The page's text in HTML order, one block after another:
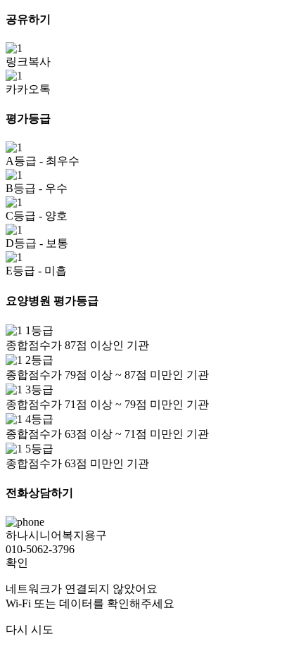
공유하기
링크복사
카카오톡
평가등급
A등급 - 최우수
B등급 - 우수
C등급 - 양호
D등급 - 보통
E등급 - 미흡
요양병원 평가등급
1등급
종합점수가 87점 이상인 기관
2등급
종합점수가 79점 이상 ~ 87점 미만인 기관
3등급
종합점수가 71점 이상 ~ 79점 미만인 기관
4등급
종합점수가 63점 이상 ~ 71점 미만인 기관
5등급
종합점수가 63점 미만인 기관
전화상담하기
하나시니어복지용구
010-5062-3796
확인
네트워크가 연결되지 않았어요
Wi-Fi 또는 데이터를 확인해주세요
다시 시도